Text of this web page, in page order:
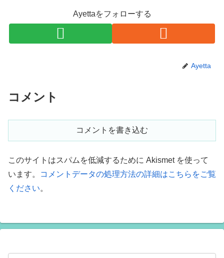
Ayettaをフォローする
Ayetta
コメント
コメントを書き込む
このサイトはスパムを低減するために Akismet を使って
います。
コメントデータの処理方法の詳細はこちらをご覧
ください。